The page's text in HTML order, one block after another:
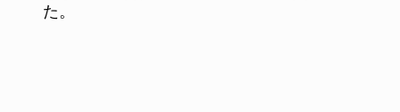
た。